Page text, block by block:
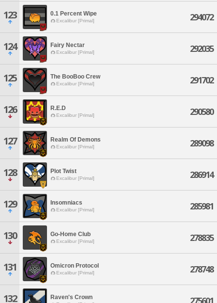
123 0.1 Percent Wipe
Excalibur [Primal] 294072
124 Fairy Nectar
Excalibur [Primal] 292035
125 The BooBoo Crew
Excalibur [Primal] 291702
126 R.E.D
Excalibur [Primal] 290580
127 Realm Of Demons
Excalibur [Primal] 289098
128 Plot Twist
Excalibur [Primal] 286914
129 Insomniacs
Excalibur [Primal] 285981
130 Go-Home Club
Excalibur [Primal] 278835
131 Omicron Protocol
Excalibur [Primal] 278748
132 Raven's Crown 275601